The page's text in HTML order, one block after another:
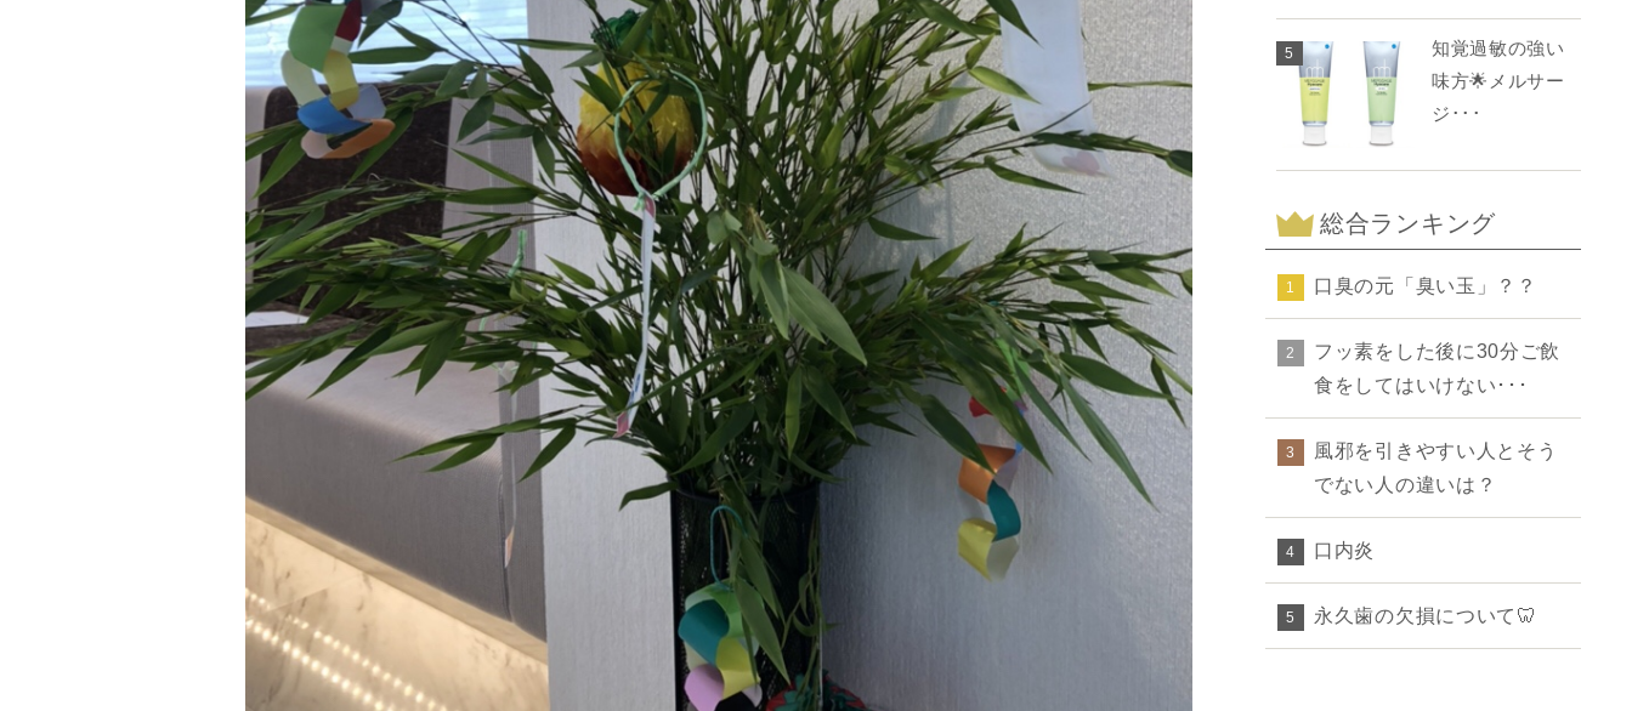
5
知覚過敏の強い
味方🌟メルサー
ジ･･･
総合ランキング
1 口臭の元「臭い玉」？？
2
フッ素をした後に30分ご飲
食をしてはいけない･･･
3
風邪を引きやすい人とそう
でない人の違いは？
4 口内炎
5 永久歯の欠損について🦷